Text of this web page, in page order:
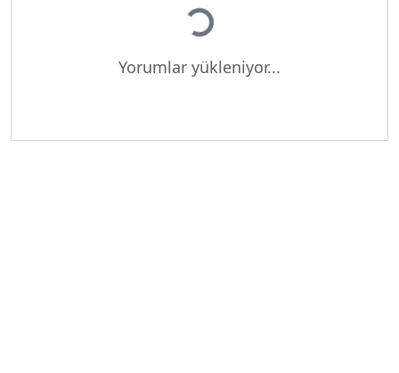
Yükleniyor...
Yorumlar yükleniyor...